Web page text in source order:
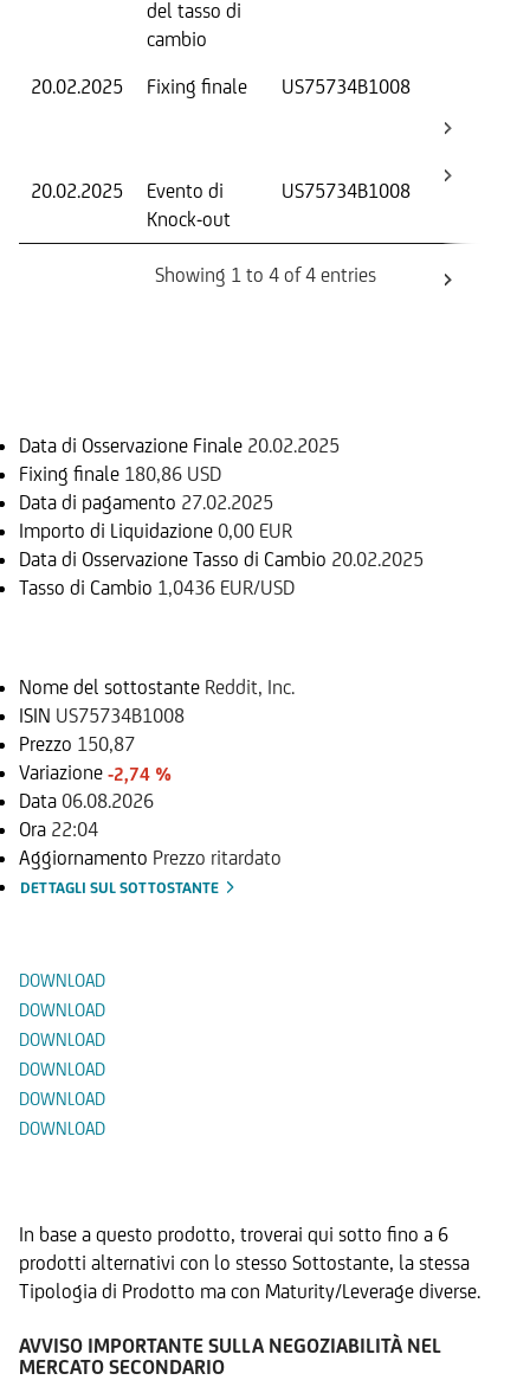
del tasso di
cambio
20.02.2025 Fixing finale US75734B1008
20.02.2025
Evento di
Knock-out
US75734B1008
Showing 1 to 4 of 4 entries
Data di Osservazione Finale 20.02.2025
Fixing finale 180,86 USD
Data di pagamento 27.02.2025
Importo di Liquidazione 0,00 EUR
Data di Osservazione Tasso di Cambio 20.02.2025
Tasso di Cambio 1,0436 EUR/USD
Nome del sottostante Reddit, Inc.
ISIN US75734B1008
Prezzo 150,87
Variazione -2,74 %
Data 06.08.2026
Ora 22:04
Aggiornamento Prezzo ritardato
DETTAGLI SUL SOTTOSTANTE
DOWNLOAD
DOWNLOAD
DOWNLOAD
DOWNLOAD
DOWNLOAD
DOWNLOAD
In base a questo prodotto, troverai qui sotto fino a 6
prodotti alternativi con lo stesso Sottostante, la stessa
Tipologia di Prodotto ma con Maturity/Leverage diverse.
AVVISO IMPORTANTE SULLA NEGOZIABILITÀ NEL
MERCATO SECONDARIO